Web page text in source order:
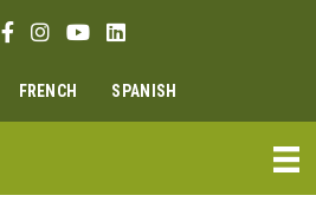
Lien Facebook
Lien Instagram
Lien Youtube
Linkedin link
FRENCH SPANISH